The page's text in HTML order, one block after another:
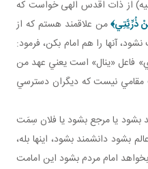
از ذات اقدس الهی خواست که
ذُرِّيَّتِي﴾من علاقمند هستم که از
آنها را هم امام بکن، فرمود:
فاعل «ينال» است يعني عهد من
مقامي نيست که ديگران دسترسي
يا مرجع بشود يا فلان سِمَت
بشود دانشمند بشود، اينها بله،
امام مردم بشود اين امامت